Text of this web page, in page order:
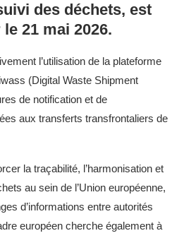
des déchets, est
21 mai 2026.
l’utilisation de la plateforme
(Digital Waste Shipment
de notification et de
aux transferts transfrontaliers de
la traçabilité, l’harmonisation et
au sein de l’Union européenne,
d’informations entre autorités
européen cherche également à